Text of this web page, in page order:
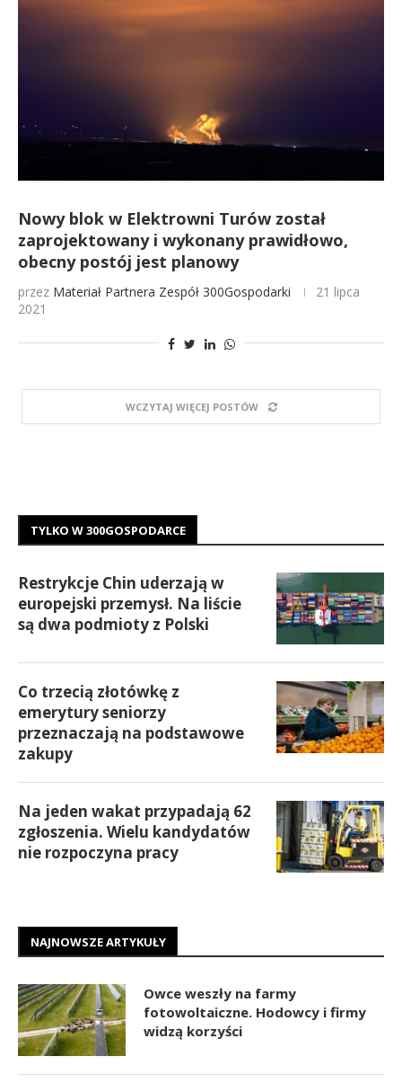
Nowy blok w Elektrowni Turów został
zaprojektowany i wykonany prawidłowo,
obecny postój jest planowy
przez Materiał Partnera Zespół 300Gospodarki
21 lipca
2021
WCZYTAJ WIĘCEJ POSTÓW
TYLKO W 300GOSPODARCE
Restrykcje Chin uderzają w
europejski przemysł. Na liście
są dwa podmioty z Polski
Co trzecią złotówkę z
emerytury seniorzy
przeznaczają na podstawowe
zakupy
Na jeden wakat przypadają 62
zgłoszenia. Wielu kandydatów
nie rozpoczyna pracy
NAJNOWSZE ARTYKUŁY
Owce weszły na farmy
fotowoltaiczne. Hodowcy i firmy
widzą korzyści